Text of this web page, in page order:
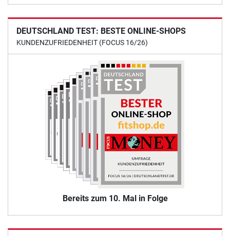
DEUTSCHLAND TEST: BESTE ONLINE-SHOPS
KUNDENZUFRIEDENHEIT (FOCUS 16/26)
Bereits zum 10. Mal in Folge